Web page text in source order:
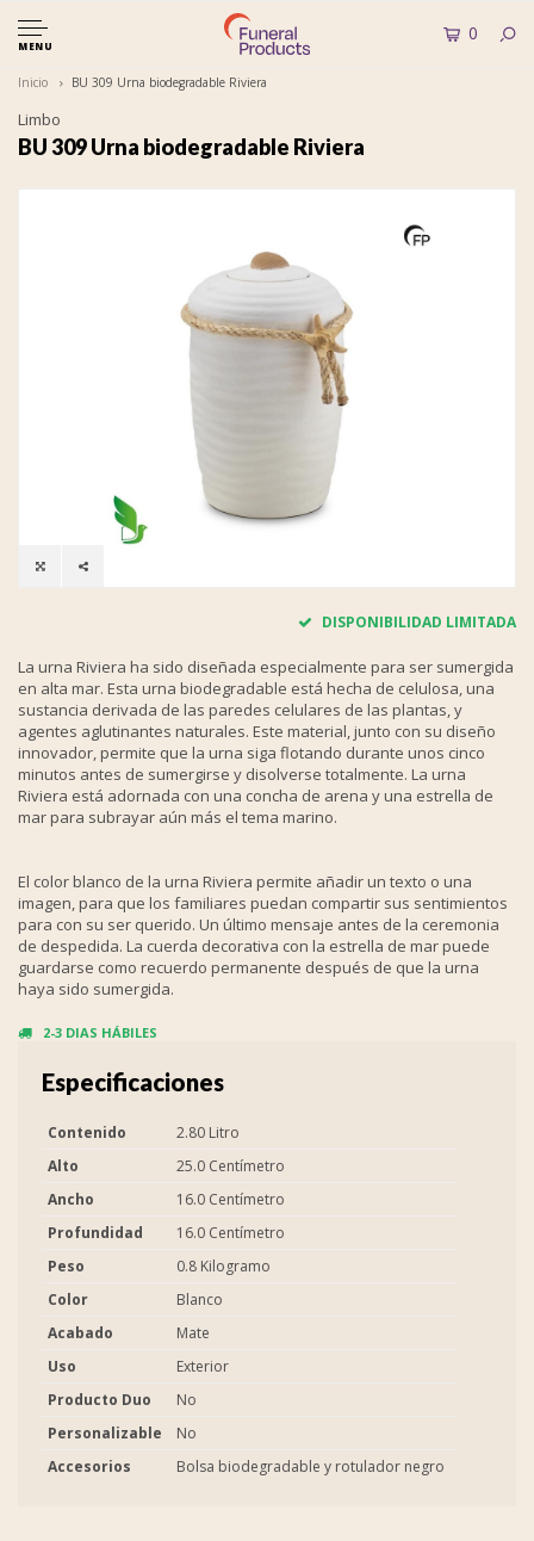
MENU
0
Inicio BU 309 Urna biodegradable Riviera
Limbo
BU 309 Urna biodegradable Riviera
DISPONIBILIDAD LIMITADA
La urna Riviera ha sido diseñada especialmente para ser sumergida
en alta mar. Esta urna biodegradable está hecha de celulosa, una
sustancia derivada de las paredes celulares de las plantas, y
agentes aglutinantes naturales. Este material, junto con su diseño
innovador, permite que la urna siga flotando durante unos cinco
minutos antes de sumergirse y disolverse totalmente. La urna
Riviera está adornada con una concha de arena y una estrella de
mar para subrayar aún más el tema marino.
El color blanco de la urna Riviera permite añadir un texto o una
imagen, para que los familiares puedan compartir sus sentimientos
para con su ser querido. Un último mensaje antes de la ceremonia
de despedida. La cuerda decorativa con la estrella de mar puede
guardarse como recuerdo permanente después de que la urna
haya sido sumergida.
2-3 DIAS HÁBILES
Especificaciones
Contenido
2.80 Litro
Alto
25.0 Centímetro
Ancho
16.0 Centímetro
Profundidad
16.0 Centímetro
Peso
0.8 Kilogramo
Color
Blanco
Acabado
Mate
Uso
Exterior
Producto Duo
No
Personalizable
No
Accesorios
Bolsa biodegradable y rotulador negro